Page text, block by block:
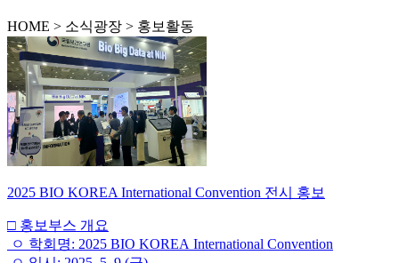
HOME > 소식광장 > 홍보활동
2025 BIO KOREA International Convention 전시 홍보
□ 홍보부스 개요
ㅇ 학회명: 2025 BIO KOREA International Convention